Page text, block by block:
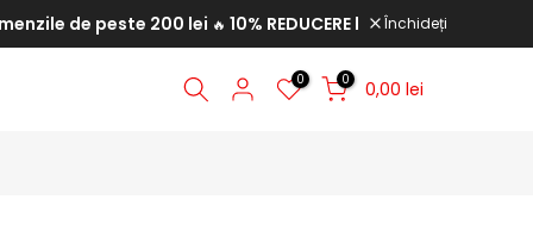
de peste 200 lei🔥10% REDUCERE la comenzile de peste
Închideți
0 0 0,00 lei